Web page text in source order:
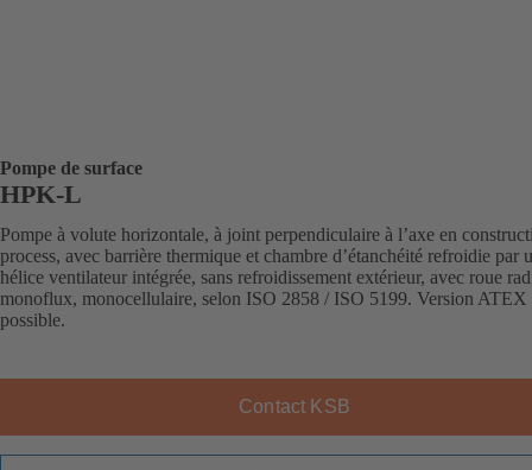
Pompe de surface
HPK-L
Pompe à volute horizontale, à joint perpendiculaire à l’axe en
process, avec barrière thermique et chambre d’étanchéité refroidie par
hélice ventilateur intégrée, sans refroidissement extérieur, avec roue
monoflux, monocellulaire, selon ISO 2858 / ISO 5199. Version ATEX
possible.
Contact KSB